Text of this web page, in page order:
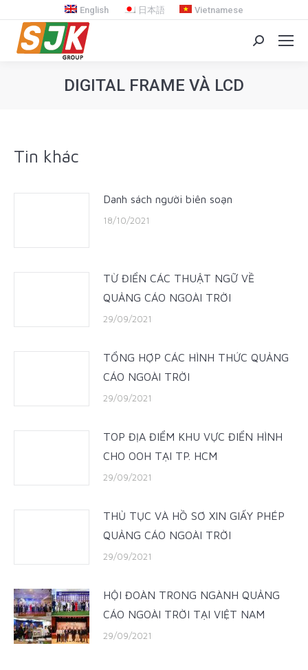
English 日本語 Vietnamese
Search:
DIGITAL FRAME VÀ LCD
Tin khác
Danh sách người biên soạn
18/10/2021
TỪ ĐIỂN CÁC THUẬT NGỮ VỀ
QUẢNG CÁO NGOÀI TRỜI
29/09/2021
TỔNG HỢP CÁC HÌNH THỨC QUẢNG
CÁO NGOÀI TRỜI
29/09/2021
TOP ĐỊA ĐIỂM KHU VỰC ĐIỂN HÌNH
CHO OOH TẠI TP. HCM
29/09/2021
THỦ TỤC VÀ HỒ SƠ XIN GIẤY PHÉP
QUẢNG CÁO NGOÀI TRỜI
29/09/2021
HỘI ĐOÀN TRONG NGÀNH QUẢNG
CÁO NGOÀI TRỜI TẠI VIỆT NAM
29/09/2021